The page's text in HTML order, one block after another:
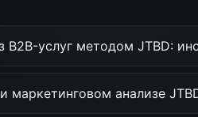
B2B-услуг методом JTBD:
маркетинговом анализе